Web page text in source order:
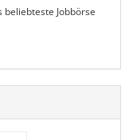
beliebteste Jobbörse